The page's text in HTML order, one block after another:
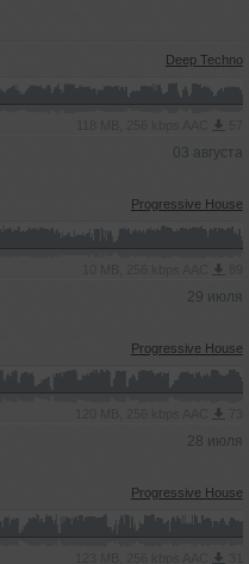
Deep Techno
03 августа
Progressive House
29 июля
Progressive House
28 июля
Progressive House